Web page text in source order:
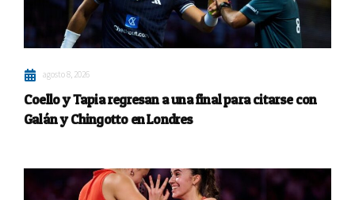
agosto 8, 2026
Coello y Tapia regresan a una final para citarse con
Galán y Chingotto en Londres